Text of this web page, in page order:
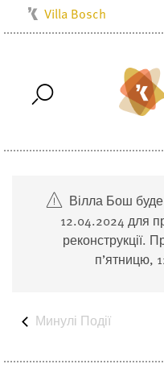
Musikschule
Stadtmuseum
Villa Bosch
Radolfzell1200
Вілла Бош
12.04.2024 для
реконструкції.
п’ятницю,
Минулі Події